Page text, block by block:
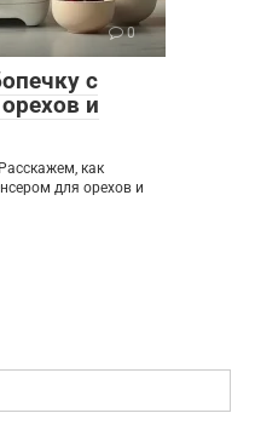
0
с
и
как
для орехов и